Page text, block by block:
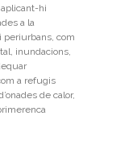
hi
a la
periurbans, com
inundacions,
a refugis
de calor,